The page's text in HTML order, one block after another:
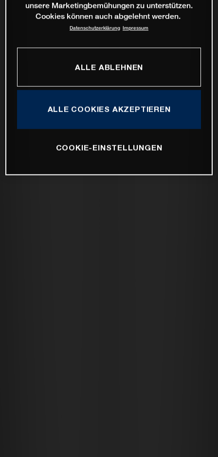
unsere Marketingbemühungen zu unterstützen.
Cookies können auch abgelehnt werden.
Datenschutzerklärung Impressum
ALLE ABLEHNEN
ALLE COOKIES AKZEPTIEREN
COOKIE-EINSTELLUNGEN